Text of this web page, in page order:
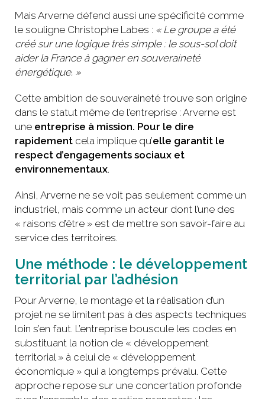
Mais Arverne défend aussi une spécificité comme
le souligne Christophe Labes : « Le groupe a été
créé sur une logique très simple : le sous-sol doit
aider la France à gagner en souveraineté
énergétique. »
Cette ambition de souveraineté trouve son origine
dans le statut même de l’entreprise : Arverne est
une entreprise à mission. Pour le dire
rapidement cela implique qu’elle garantit le
respect d’engagements sociaux et
environnementaux.
Ainsi, Arverne ne se voit pas seulement comme un
industriel, mais comme un acteur dont l’une des
« raisons d’être » est de mettre son savoir-faire au
service des territoires.
Une méthode : le développement
territorial par l’adhésion
Pour Arverne, le montage et la réalisation d’un
projet ne se limitent pas à des aspects techniques
loin s’en faut. L’entreprise bouscule les codes en
substituant la notion de « développement
territorial » à celui de « développement
économique » qui a longtemps prévalu. Cette
approche repose sur une concertation profonde